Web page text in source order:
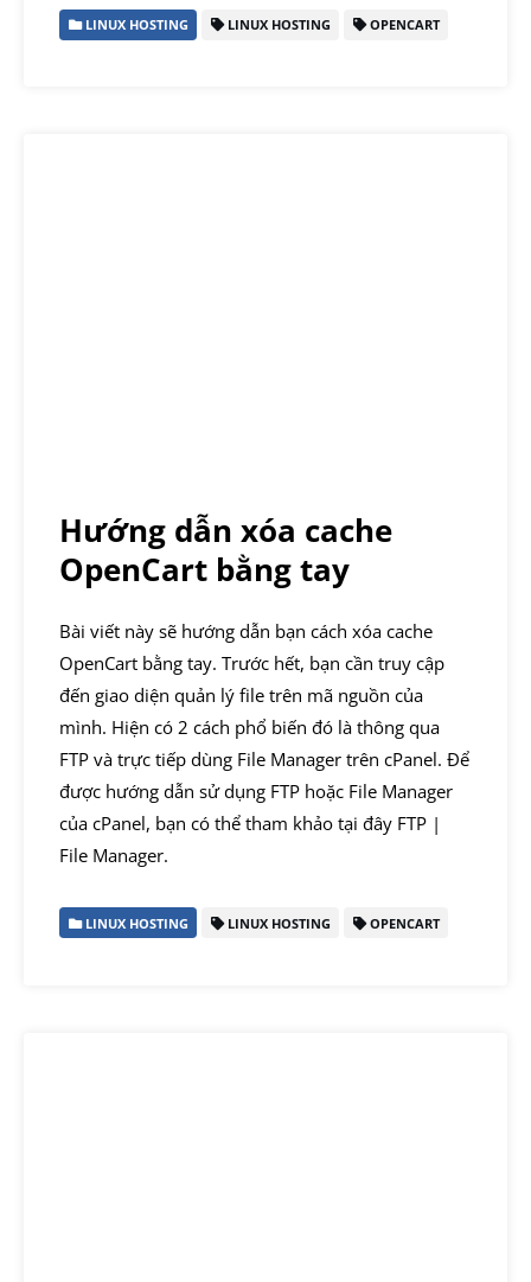
LINUX HOSTING LINUX HOSTING OPENCART
Hướng dẫn xóa cache
OpenCart bằng tay
Bài viết này sẽ hướng dẫn bạn cách xóa cache
OpenCart bằng tay. Trước hết, bạn cần truy cập
đến giao diện quản lý file trên mã nguồn của
mình. Hiện có 2 cách phổ biến đó là thông qua
FTP và trực tiếp dùng File Manager trên cPanel. Để
được hướng dẫn sử dụng FTP hoặc File Manager
của cPanel, bạn có thể tham khảo tại đây FTP |
File Manager.
LINUX HOSTING LINUX HOSTING OPENCART